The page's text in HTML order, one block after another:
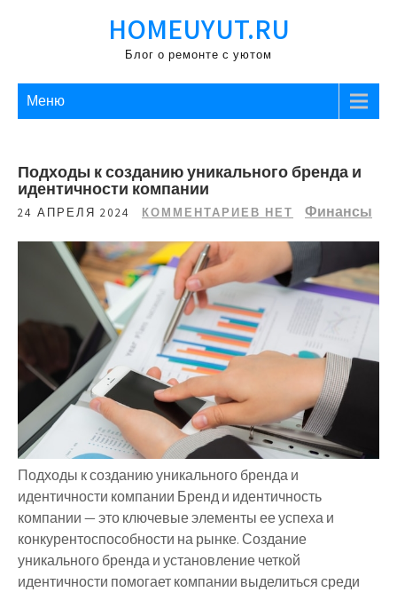
HOMEUYUT.RU
Блог о ремонте с уютом
Меню
Подходы к созданию уникального бренда и
идентичности компании
24 АПРЕЛЯ 2024 КОММЕНТАРИЕВ НЕТ Финансы
Подходы к созданию уникального бренда и
идентичности компании Бренд и идентичность
компании — это ключевые элементы ее успеха и
конкурентоспособности на рынке. Создание
уникального бренда и установление четкой
идентичности помогает компании выделиться среди